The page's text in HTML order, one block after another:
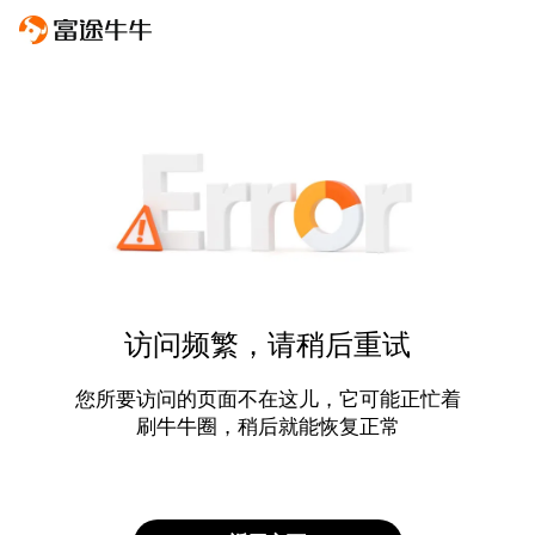
访问频繁，请稍后重试
您所要访问的页面不在这儿，它可能正忙着
刷牛牛圈，稍后就能恢复正常